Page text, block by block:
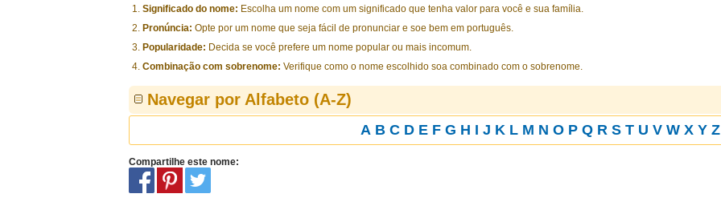
Significado do nome: Escolha um nome com um significado que tenha valor para você e sua família.
Pronúncia: Opte por um nome que seja fácil de pronunciar e soe bem em português.
Popularidade: Decida se você prefere um nome popular ou mais incomum.
Combinação com sobrenome: Verifique como o nome escolhido soa combinado com o sobrenome.
Navegar por Alfabeto (A-Z)
A B C D E F G H I J K L M N O P Q R S T U V W X Y Z
Compartilhe este nome: